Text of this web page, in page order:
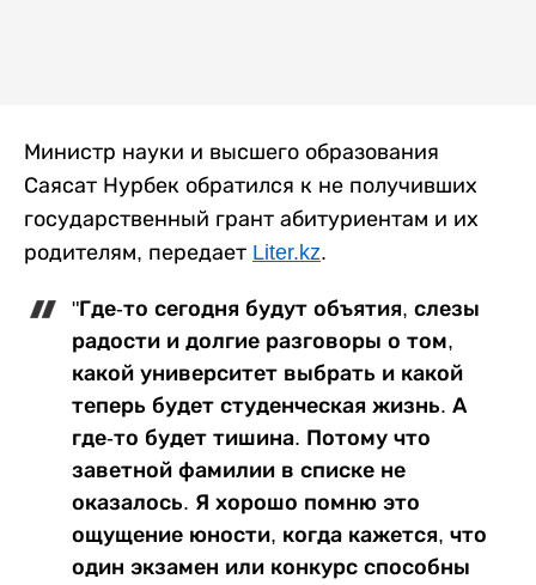
Министр науки и высшего образования
Саясат Нурбек обратился к не получивших
государственный грант абитуриентам и их
родителям, передает Liter.kz.
"Где-то сегодня будут объятия, слезы
радости и долгие разговоры о том,
какой университет выбрать и какой
теперь будет студенческая жизнь. А
где-то будет тишина. Потому что
заветной фамилии в списке не
оказалось. Я хорошо помню это
ощущение юности, когда кажется, что
один экзамен или конкурс способны